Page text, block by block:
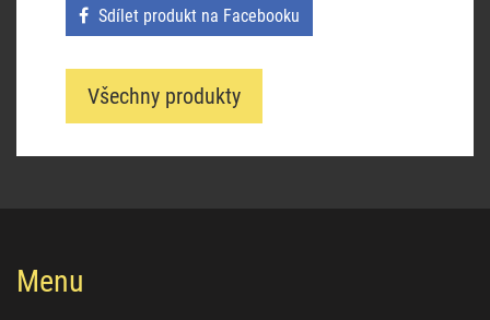
Sdílet produkt na Facebooku
Všechny produkty
Menu